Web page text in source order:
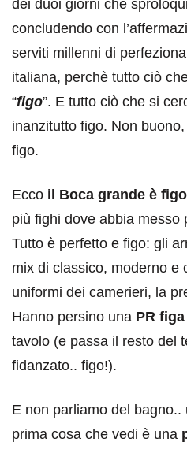
dei duoi giorni che
concludendo con
serviti millenni di
italiana, perchè tutto ciò
“figo”. E tutto ciò che si
inanzitutto figo. Non
figo.
Ecco il Boca grande è figo
più fighi dove abbia messo
Tutto è perfetto e figo: gli
mix di classico, moderno e
uniformi dei camerieri, la
Hanno persino una PR figa
tavolo (e passa il resto del
fidanzato.. figo!).
E non parliamo del bagno..
prima cosa che vedi è una